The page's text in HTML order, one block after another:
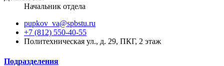
Начальник отдела
pupkov_va@spbstu.ru
+7 (812) 550-40-55
Политехническая ул., д. 29, ПКГ, 2 этаж
Подразделения